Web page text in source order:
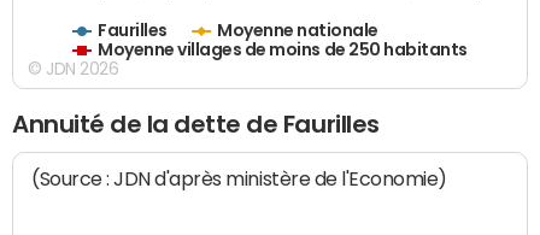
Faurilles
Moyenne nationale
Moyenne villages de moins de 250 habitants
© JDN 2026
Annuité de la dette de Faurilles
(Source : JDN d'après ministère de l'Economie)